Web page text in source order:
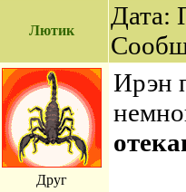
Лютик
Дата:
Друг
Ирэн